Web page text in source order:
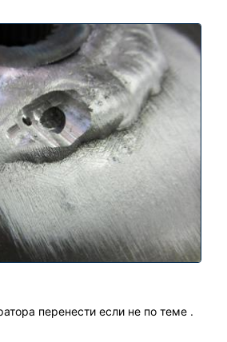
перенести если не по теме .